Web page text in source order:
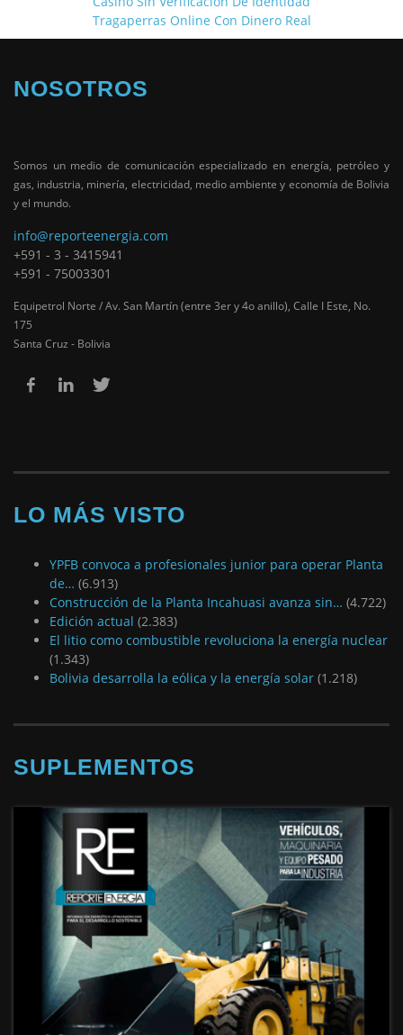
Tragaperras Online Con Dinero Real
NOSOTROS
Somos un medio de comunicación especializado en energía, petróleo y
gas, industria, minería, electricidad, medio ambiente y economía de Bolivia
y el mundo.
info@reporteenergia.com
+591 - 3 - 3415941
+591 - 75003301
Equipetrol Norte / Av. San Martín (entre 3er y 4o anillo), Calle I Este, No.
175
Santa Cruz - Bolivia
LO MÁS VISTO
YPFB convoca a profesionales junior para operar Planta
de… (6.913)
Construcción de la Planta Incahuasi avanza sin… (4.722)
Edición actual (2.383)
El litio como combustible revoluciona la energía nuclear
(1.343)
Bolivia desarrolla la eólica y la energía solar (1.218)
SUPLEMENTOS